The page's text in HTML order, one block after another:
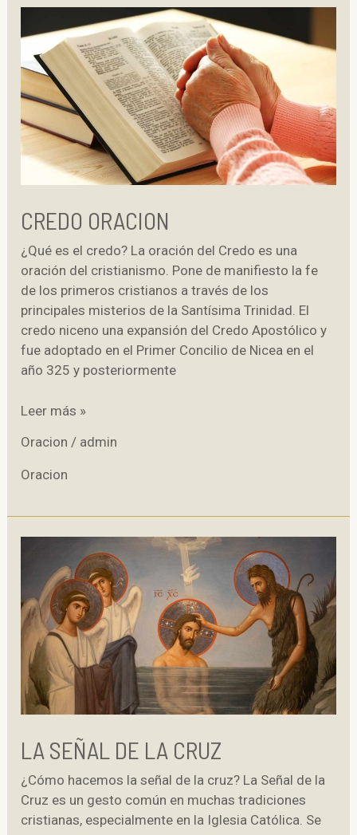
CREDO ORACION
¿Qué es el credo? La oración del Credo es una
oración del cristianismo. Pone de manifiesto la fe
de los primeros cristianos a través de los
principales misterios de la Santísima Trinidad. El
credo niceno una expansión del Credo Apostólico y
fue adoptado en el Primer Concilio de Nicea en el
año 325 y posteriormente
credo
Leer más »
Oracion / admin
Oracion
LA SEÑAL DE LA CRUZ
¿Cómo hacemos la señal de la cruz? La Señal de la
Cruz es un gesto común en muchas tradiciones
cristianas, especialmente en la Iglesia Católica. Se